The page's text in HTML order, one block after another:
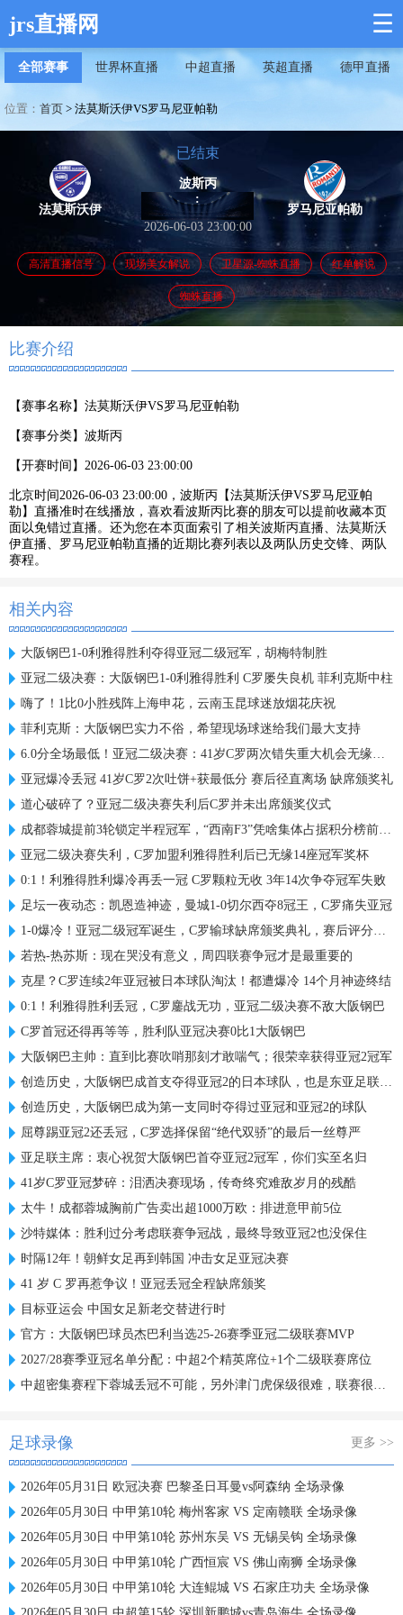
jrs直播网 ☰
全部赛事 世界杯直播 中超直播 英超直播 德甲直播
位置： 首页 > 法莫斯沃伊VS罗马尼亚帕勒
法莫斯沃伊
已结束
波斯丙
:
2026-06-03 23:00:00
罗马尼亚帕勒
高清直播信号 现场美女解说 卫星源-蜘蛛直播 红单解说
蜘蛛直播
比赛介绍
【赛事名称】 法莫斯沃伊VS罗马尼亚帕勒
【赛事分类】 波斯丙
【开赛时间】 2026-06-03 23:00:00
北京时间2026-06-03 23:00:00，波斯丙【法莫斯沃伊VS罗马尼亚帕
勒】直播准时在线播放，喜欢看波斯丙比赛的朋友可以提前收藏本页
面以免错过直播。还为您在本页面索引了相关波斯丙直播、法莫斯沃
伊直播、罗马尼亚帕勒直播的近期比赛列表以及两队历史交锋、两队
赛程。
相关内容
大阪钢巴1-0利雅得胜利夺得亚冠二级冠军，胡梅特制胜
亚冠二级决赛：大阪钢巴1-0利雅得胜利 C罗屡失良机 菲利克斯中柱
嗨了！1比0小胜残阵上海申花，云南玉昆球迷放烟花庆祝
菲利克斯：大阪钢巴实力不俗，希望现场球迷给我们最大支持
6.0分全场最低！亚冠二级决赛：41岁C罗两次错失重大机会无缘首冠
亚冠爆冷丢冠 41岁C罗2次吐饼+获最低分 赛后径直离场 缺席颁奖礼
道心破碎了？亚冠二级决赛失利后C罗并未出席颁奖仪式
成都蓉城提前3轮锁定半程冠军，“西南F3”凭啥集体占据积分榜前三？
亚冠二级决赛失利，C罗加盟利雅得胜利后已无缘14座冠军奖杯
0:1！利雅得胜利爆冷再丢一冠 C罗颗粒无收 3年14次争夺冠军失败
足坛一夜动态：凯恩造神迹，曼城1-0切尔西夺8冠王，C罗痛失亚冠
1-0爆冷！亚冠二级冠军诞生，C罗输球缺席颁奖典礼，赛后评分出炉
若热-热苏斯：现在哭没有意义，周四联赛争冠才是最重要的
克星？C罗连续2年亚冠被日本球队淘汰！都遭爆冷 14个月神迹终结
0:1！利雅得胜利丢冠，C罗鏖战无功，亚冠二级决赛不敌大阪钢巴
C罗首冠还得再等等，胜利队亚冠决赛0比1大阪钢巴
大阪钢巴主帅：直到比赛吹哨那刻才敢喘气；很荣幸获得亚冠2冠军
创造历史，大阪钢巴成首支夺得亚冠2的日本球队，也是东亚足联首队
创造历史，大阪钢巴成为第一支同时夺得过亚冠和亚冠2的球队
屈尊踢亚冠2还丢冠，C罗选择保留“绝代双骄”的最后一丝尊严
亚足联主席：衷心祝贺大阪钢巴首夺亚冠2冠军，你们实至名归
41岁C罗亚冠梦碎：泪洒决赛现场，传奇终究难敌岁月的残酷
太牛！成都蓉城胸前广告卖出超1000万欧：排进意甲前5位
沙特媒体：胜利过分考虑联赛争冠战，最终导致亚冠2也没保住
时隔12年！朝鲜女足再到韩国 冲击女足亚冠决赛
41 岁 C 罗再惹争议！亚冠丢冠全程缺席颁奖
目标亚运会 中国女足新老交替进行时
官方：大阪钢巴球员杰巴利当选25-26赛季亚冠二级联赛MVP
2027/28赛季亚冠名单分配：中超2个精英席位+1个二级联赛席位
中超密集赛程下蓉城丢冠不可能，另外津门虎保级很难，联赛很无聊
足球录像 更多 >>
2026年05月31日 欧冠决赛 巴黎圣日耳曼vs阿森纳 全场录像
2026年05月30日 中甲第10轮 梅州客家 VS 定南赣联 全场录像
2026年05月30日 中甲第10轮 苏州东吴 VS 无锡吴钩 全场录像
2026年05月30日 中甲第10轮 广西恒宸 VS 佛山南狮 全场录像
2026年05月30日 中甲第10轮 大连鲲城 VS 石家庄功夫 全场录像